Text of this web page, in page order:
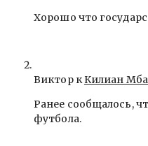
Хорошо что
Виктор кКилиан
Ранее сообщалось,
футбола.